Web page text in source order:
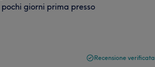
giorni prima presso
Recensione verificata